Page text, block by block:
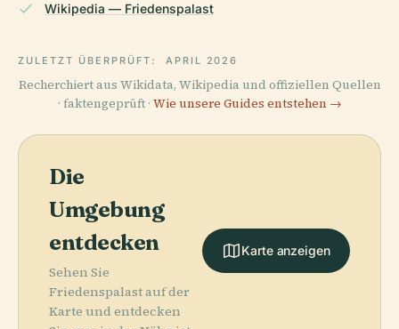
Wikipedia — Friedenspalast
ZULETZT ÜBERPRÜFT: APRIL 2026
Recherchiert aus Wikidata, Wikipedia und offiziellen Quellen
· faktengeprüft · Wie unsere Guides entstehen →
Die
Umgebung
entdecken
Sehen Sie
Friedenspalast auf der
Karte und entdecken
Karte anzeigen